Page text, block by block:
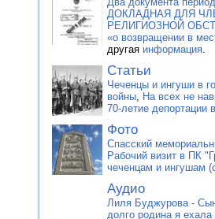
ДОКЛАДНАЯ ДЛЯ
РЕЛИГИОЗНОЙ
«о возвращении в
другая информация.
Статьи
Чеченцы и ингуши в
войны, На всех не
70-летие депортации
Фото
Спасский
Рабочий визит в ПК
чеченцам и ингушам
Аудио
Лиля Буджурова -
долго родина я ехала